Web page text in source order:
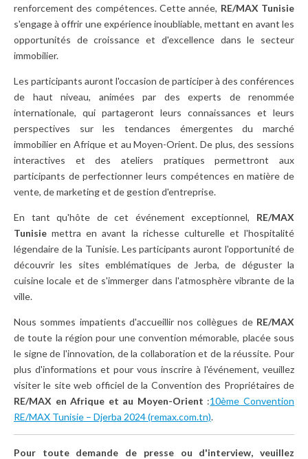
renforcement des compétences. Cette année, RE/MAX Tunisie
s'engage à offrir une expérience inoubliable, mettant en avant les
opportunités de croissance et d'excellence dans le secteur
immobilier.
Les participants auront l'occasion de participer à des conférences
de haut niveau, animées par des experts de renommée
internationale, qui partageront leurs connaissances et leurs
perspectives sur les tendances émergentes du marché
immobilier en Afrique et au Moyen-Orient. De plus, des sessions
interactives et des ateliers pratiques permettront aux
participants de perfectionner leurs compétences en matière de
vente, de marketing et de gestion d'entreprise.
En tant qu'hôte de cet événement exceptionnel, RE/MAX
Tunisie mettra en avant la richesse culturelle et l'hospitalité
légendaire de la Tunisie. Les participants auront l'opportunité de
découvrir les sites emblématiques de Jerba, de déguster la
cuisine locale et de s'immerger dans l'atmosphère vibrante de la
ville.
Nous sommes impatients d'accueillir nos collègues deRE/MAX
de toute la région pour une convention mémorable, placée sous
le signe de l'innovation, de la collaboration et de la réussite. Pour
plus d'informations et pour vous inscrire à l'événement, veuillez
visiter le site web officiel de la Convention des Propriétaires de
RE/MAX en Afrique et au Moyen-Orient :10ème Convention
RE/MAX Tunisie – Djerba 2024 (remax.com.tn).
Pour toute demande de presse ou d'interview, veuillez